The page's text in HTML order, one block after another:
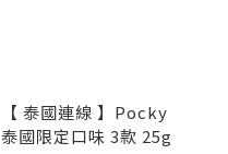
【 泰國連線 】Pocky
泰國限定口味 3款 25g